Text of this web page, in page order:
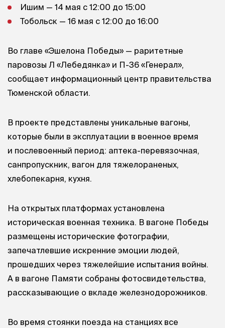
Ишим — 14 мая с 12:00 до 15:00
Тобольск — 16 мая с 12:00 до 16:00
Во главе «Эшелона Победы» — раритетные
паровозы Л «Лебедянка» и П-36 «Генерал»,
сообщает информационный центр правительства
Тюменской области.
В проекте представлены уникальные вагоны,
которые были в эксплуатации в военное время
и послевоенный период: аптека-перевязочная,
санпропускник, вагон для тяжелораненых,
хлебопекарня, кухня.
На открытых платформах установлена
историческая военная техника. В вагоне Победы
размещены исторические фотографии,
запечатлевшие искренние эмоции людей,
прошедших через тяжелейшие испытания войны.
А в вагоне Памяти собраны фотосвидетельства,
рассказывающие о вкладе железнодорожников.
Во время стоянки поезда на станциях все